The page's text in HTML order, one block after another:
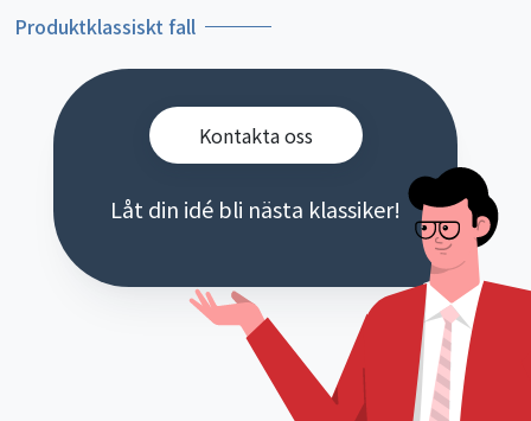
Produktklassiskt fall
Kontakta oss
Låt din idé bli nästa klassiker!